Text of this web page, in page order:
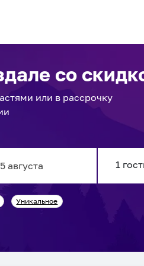
со
или в рассрочку
Уникальное